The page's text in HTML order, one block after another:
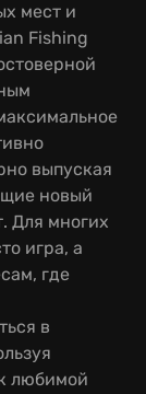
мест и
Fishing
выпуская
новый
Для многих
игра, а
где
в
любимой